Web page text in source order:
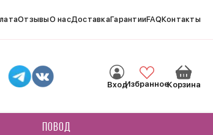
ОтзывыО насДоставкаГарантииFAQКонтакты
ВходИзбранноеКорзина
ПОВОД